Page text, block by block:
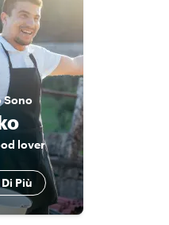
Sono
lover
Più